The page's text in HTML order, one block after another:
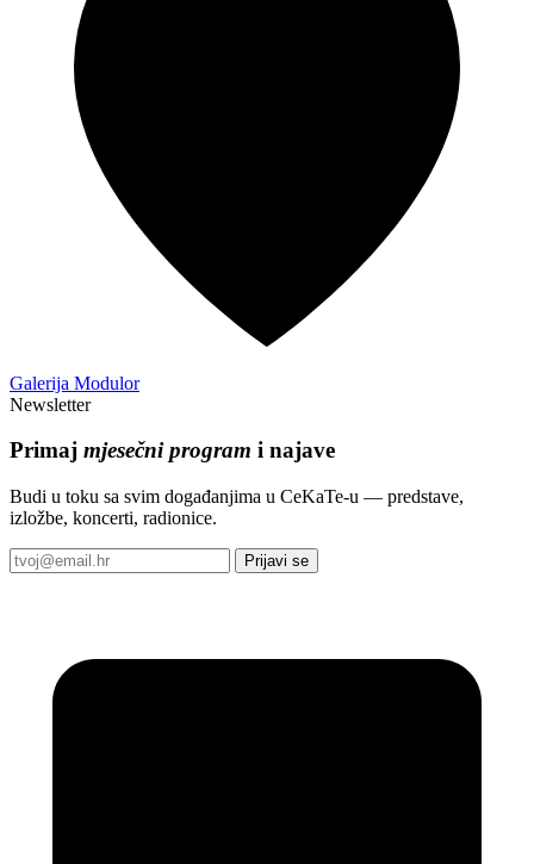
Galerija Modulor
Newsletter
Primaj mjesečni program i najave
Budi u toku sa svim događanjima u CeKaTe-u — predstave,
izložbe, koncerti, radionice.
Prijavi se